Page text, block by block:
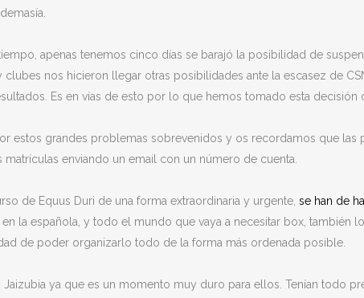
apenas tenemos cinco días se barajó la posibilidad de
nos hicieron llegar otras posibilidades ante la escasez de
Es en vías de esto por lo que hemos tomado esta
estos grandes problemas sobrevenidos y os recordamos que las
enviando un email con un número de cuenta.
de Equus Duri de una forma extraordinaria y urgente, se han de
la española, y todo el mundo que vaya a necesitar box, también
de poder organizarlo todo de la forma más ordenada posible.
ya que es un momento muy duro para ellos. Tenían todo